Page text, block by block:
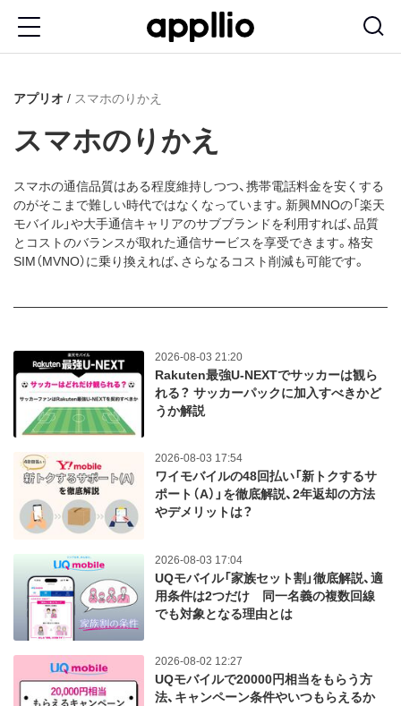
アプリオ スマホのりかえ
スマホのりかえ
スマホの通信品質はある程度維持しつつ、携帯電話料金を安くする
のがそこまで難しい時代ではなくなっています。新興MNOの「楽天
モバイル」や大手通信キャリアのサブブランドを利用すれば、品質
とコストのバランスが取れた通信サービスを享受できます。格安
SIM（MVNO）に乗り換えれば、さらなるコスト削減も可能です。
2026-08-03 21:20
Rakuten最強U-NEXTでサッカーは観ら
れる？ サッカーパックに加入すべきかど
うか解説
2026-08-03 17:54
ワイモバイルの48回払い「新トクするサ
ポート（A）」を徹底解説、2年返却の方法
やデメリットは？
2026-08-03 17:04
UQモバイル「家族セット割」徹底解説、適
用条件は2つだけ 同一名義の複数回線
でも対象となる理由とは
2026-08-02 12:27
UQモバイルで20000円相当をもらう方
法、キャンペーン条件やいつもらえるか